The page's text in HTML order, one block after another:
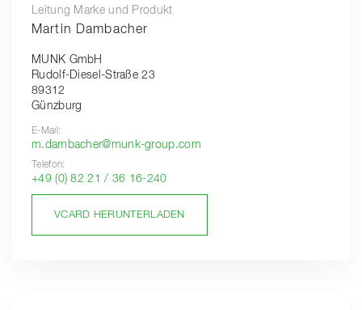
Leitung Marke und Produkt
Martin Dambacher
MUNK GmbH
Rudolf-Diesel-Straße 23
89312
Günzburg
E-Mail:
m.dambacher@munk-group.com
Telefon:
+49 (0) 82 21 / 36 16-240
VCARD HERUNTERLADEN